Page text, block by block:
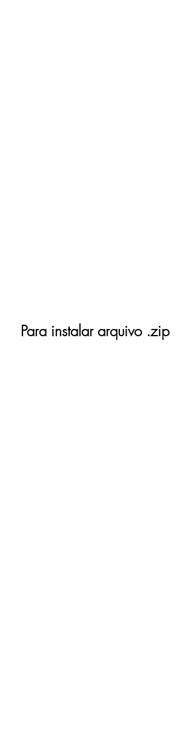
Para instalar arquivo .zip